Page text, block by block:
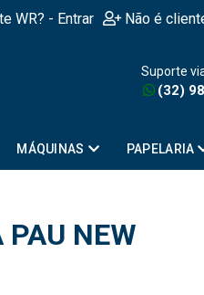
WR? - Entrar Não é
Suporte
(32)
MÁQUINAS PAPELARIA
PAU NEW